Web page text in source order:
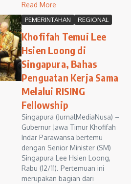
Read More
PEMERINTAHAN REGIONAL
Khofifah Temui Lee
Hsien Loong di
Singapura, Bahas
Penguatan Kerja Sama
Melalui RISING
Fellowship
Singapura (JurnalMediaNusa) –
Gubernur Jawa Timur Khofifah
Indar Parawansa bertemu
dengan Senior Minister (SM)
Singapura Lee Hsien Loong,
Rabu (12/11). Pertemuan ini
merupakan bagian dari